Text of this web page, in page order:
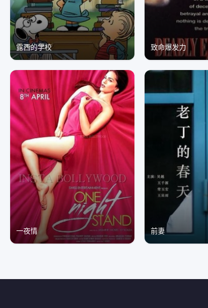
露西的学校 致命爆发力
一夜情 前妻